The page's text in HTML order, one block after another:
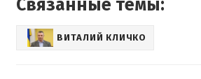
Связанные темы:
ВИТАЛИЙ КЛИЧКО